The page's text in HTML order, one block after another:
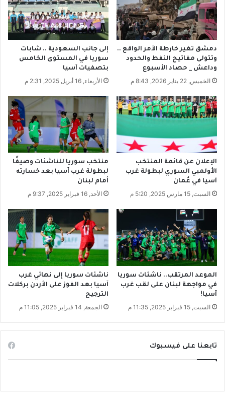
ا
ب
ع
ة
م
ن
ا
ل
أ
ع
م
ل
ا
ل
ط
و
ي
ة
ا
ت
ا
ي
ا
ت
.
.
ل
ب
و
ا
ل
ل
ي
ة
ت
ص
د
ر
ا
دمشق تغير خارطة الأمر الواقع ..
وتتولى مفاتيح النفط والحدود
وداعش _ حصاد الأسبوع
الخميس, 22 يناير 2026, 8:43 م
إلى جانب السعودية .. شابات
سوريا في المستوى الخامس
بتصفيات آسيا
الأربعاء, 16 أبريل 2025, 2:31 م
الإعلان عن قائمة المنتخب
الأولمبي السوري لبطولة غرب
آسيا في عُمان
السبت, 15 مارس 2025, 5:20 م
منتخب سوريا للناشئات وصيفًا
لبطولة غرب آسيا بعد خسارته
أمام لبنان
الأحد, 16 فبراير 2025, 9:37 م
الموعد المرتقب.. ناشئات سوريا
في مواجهة لبنان على لقب غرب
آسيا!
السبت, 15 فبراير 2025, 11:35 م
ناشئات سوريا إلى نهائي غرب
آسيا بعد الفوز على الأردن بركلات
الترجيح
الجمعة, 14 فبراير 2025, 11:05 م
تابعنا على فيسبوك